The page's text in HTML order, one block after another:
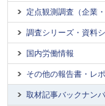
定点観測調査（企業・
調査シリーズ・資料
国内労働情報
その他の報告書・レ
取材記事バックナン